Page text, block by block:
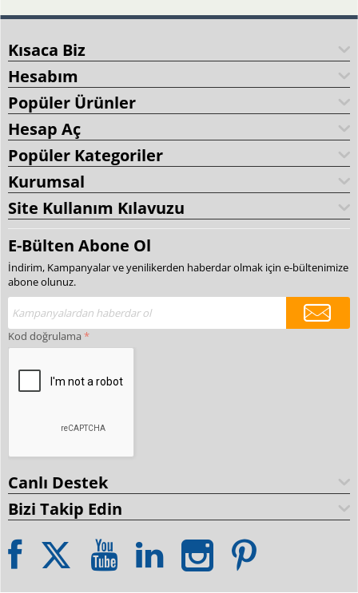
Kısaca Biz
Hesabım
Popüler Ürünler
Hesap Aç
Popüler Kategoriler
Kurumsal
Site Kullanım Kılavuzu
E-Bülten Abone Ol
İndirim, Kampanyalar ve yenilikerden haberdar olmak için e-bültenimize
abone olunuz.
Kod doğrulama
Canlı Destek
Bizi Takip Edin